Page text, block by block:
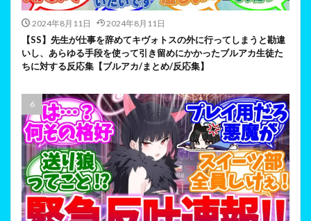
2024年8月11日 2024年8月11日
【SS】先生が仕事を辞めてキヴォトスの外に行ってしまうと勘違
いし、あらゆる手段を使って引き留めにかかったブルアカ生徒た
ちに対する反応集【ブルアカ/まとめ/反応集】